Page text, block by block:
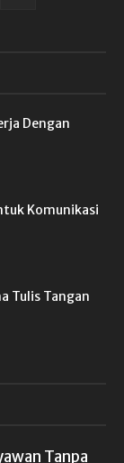
Dengan
Komunikasi
Tulis Tangan
Tanpa